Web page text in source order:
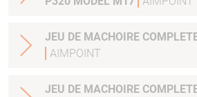
JEU DE MACHOIRE
AIMPOINT
JEU DE MACHOIRE